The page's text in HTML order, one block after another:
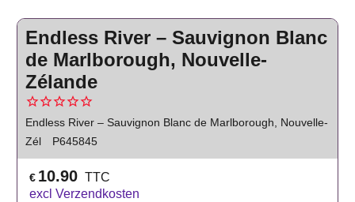
Endless River – Sauvignon Blanc
de Marlborough, Nouvelle-
Zélande
Endless River – Sauvignon Blanc de Marlborough, Nouvelle-
Zél
P645845
€ 10.90 TTC
excl Verzendkosten